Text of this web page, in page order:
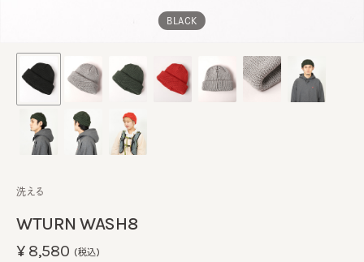
BLACK
WTURN WASH8
洗える
¥8,580 (税込)